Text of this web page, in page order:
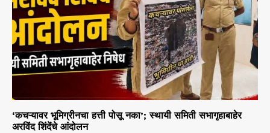
‘कचऱ्यावर भूमिग्रीनचा हत्ती पोसू नका’; स्थायी समिती सभागृहाबाहेर
अरविंद शिंदेंचे आंदोलन